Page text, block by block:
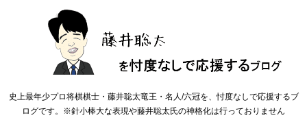
史上最年少プロ将棋棋士・藤井聡太竜王・名人/六冠を、忖度なしで応援するブ
ログです。※針小棒大な表現や藤井聡太氏の神格化は行っておりません